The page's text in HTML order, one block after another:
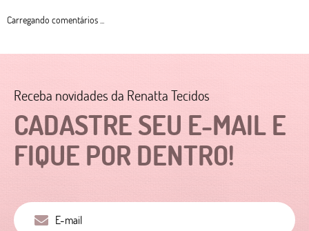
Carregando comentários ...
CADASTRE SEU E-MAIL E
FIQUE POR DENTRO!
Receba novidades da Renatta Tecidos